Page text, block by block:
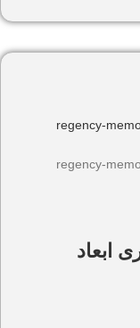
ابعاد